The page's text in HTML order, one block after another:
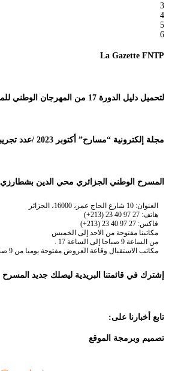
3
4
5
6
La Gazette FNTP
لتحميل دليل الدورة 17 من المهرجان الوطني للمسرح المحترف
مجلة إلكترونية “مسارح” أكتوبر 2023 /عدد تجريبي
المسرح الوطني الجزائري محي الدين بشطارزي
العنوان: 10 شارع الحاج عمر، 16000، الجزائر
هاتف: 27 97 40 23 (213+)
فاكس: 27 97 40 23 (213+)
مكاتبنا مفتوحة من الاحد إلى الخميس
من الساعة 9 صباحا إلى الساعة 17 .
مكاتب الاستقبال وقاعة العروض مفتوحة يوميا من 9 صباحا إلى غاية نهاية العروض.
إشترك في قائمتنا البريدية ليصلك جديد المسرح
تابع أخبارنا على:
تصميم وبرمجة الموقع